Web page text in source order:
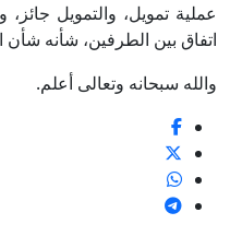
عملية تمويل، والتمويل
اتفاق بين الطرفين، شأنه شأن
والله سبحانه وتعالى أعلم.